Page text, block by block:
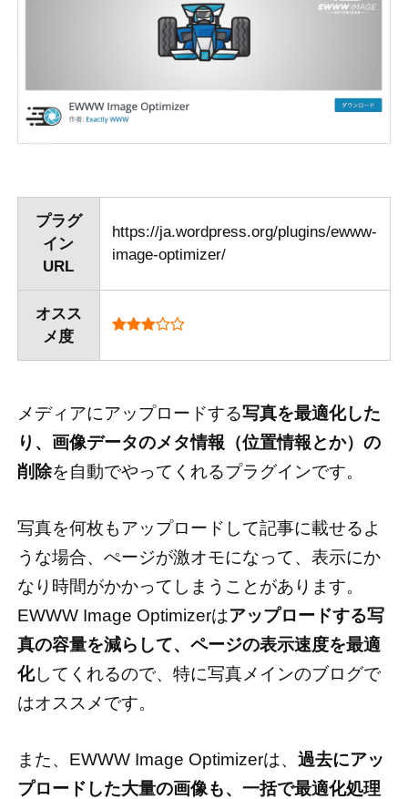
プラグ
イン
URL
https://ja.wordpress.org/plugins/ewww-
image-optimizer/
オスス
メ度
メディアにアップロードする写真を最適化した
り、画像データのメタ情報（位置情報とか）の
削除を自動でやってくれるプラグインです。
写真を何枚もアップロードして記事に載せるよ
うな場合、ぺージが激オモになって、表示にか
なり時間がかかってしまうことがあります。
EWWW Image Optimizerはアップロードする写
真の容量を減らして、ページの表示速度を最適
化してくれるので、特に写真メインのブログで
はオススメです。
また、EWWW Image Optimizerは、 過去にアッ
プロードした大量の画像も、一括で最適化処理